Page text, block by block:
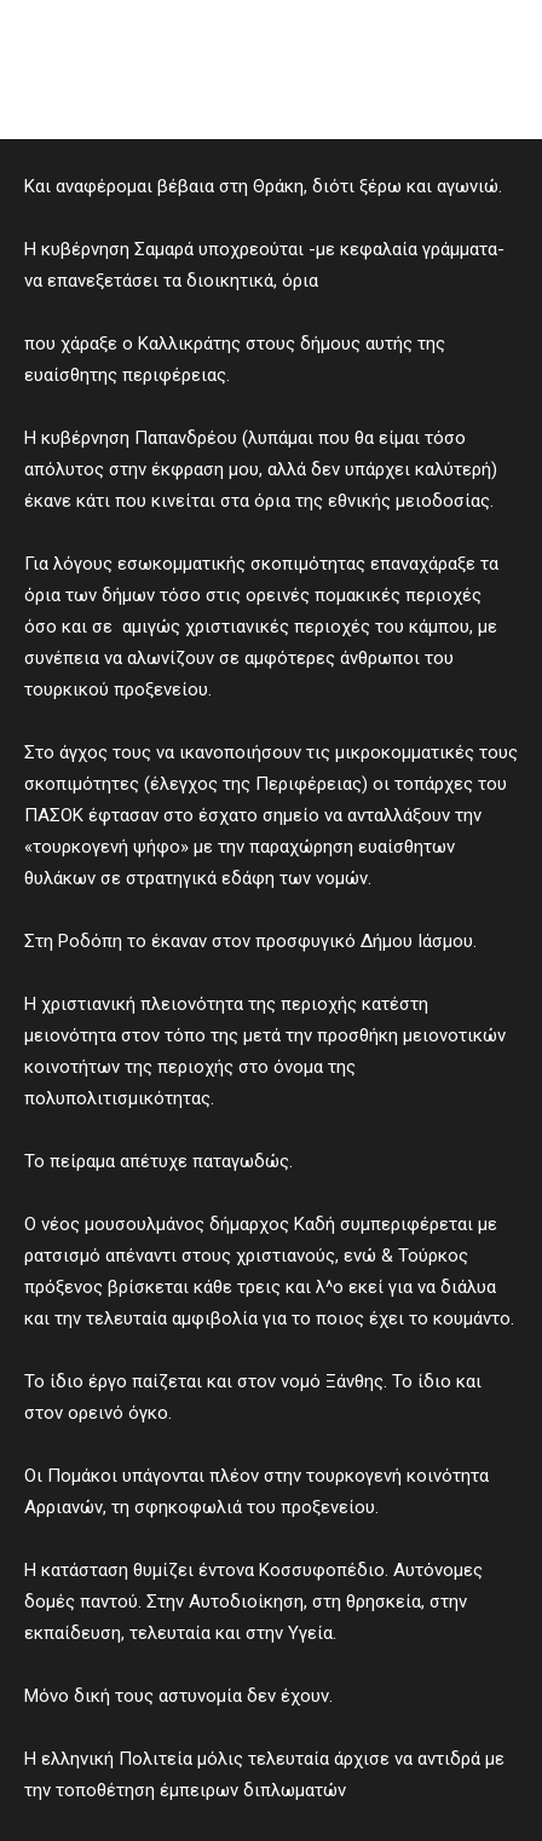
Και αναφέρομαι βέβαια στη Θράκη, διότι ξέρω και αγωνιώ.
Η κυβέρνηση Σαμαρά υποχρεούται -με κεφαλαία γράμματα-
να επανεξετάσει τα διοικητικά, όρια
που χάραξε ο Καλλικράτης στους δήμους αυτής της
ευαίσθητης περιφέρειας.
Η κυβέρνηση Παπανδρέου (λυπάμαι που θα είμαι τόσο
απόλυτος στην έκφραση μου, αλλά δεν υπάρχει καλύτερή)
έκανε κάτι που κινείται στα όρια της εθνικής μειοδοσίας.
Για λόγους εσωκομματικής σκοπιμότητας επαναχάραξε τα
όρια των δήμων τόσο στις ορεινές πομακικές περιοχές
όσο και σε αμιγώς χριστιανικές περιοχές του κάμπου, με
συνέπεια να αλωνίζουν σε αμφότερες άνθρωποι του
τουρκικού προξενείου.
Στο άγχος τους να ικανοποιήσουν τις μικροκομματικές τους
σκοπιμότητες (έλεγχος της Περιφέρειας) οι τοπάρχες του
ΠΑΣΟΚ έφτασαν στο έσχατο σημείο να ανταλλάξουν την
«τουρκογενή ψήφο» με την παραχώρηση ευαίσθητων
θυλάκων σε στρατηγικά εδάφη των νομών.
Στη Ροδόπη το έκαναν στον προσφυγικό Δήμου Ιάσμου.
Η χριστιανική πλειονότητα της περιοχής κατέστη
μειονότητα στον τόπο της μετά την προσθήκη μειονοτικών
κοινοτήτων της περιοχής στο όνομα της
πολυπολιτισμικότητας.
Το πείραμα απέτυχε παταγωδώς.
Ο νέος μουσουλμάνος δήμαρχος Καδή συμπεριφέρεται με
ρατσισμό απέναντι στους χριστιανούς, ενώ & Τούρκος
πρόξενος βρίσκεται κάθε τρεις και λ^ο εκεί για να διάλυα
και την τελευταία αμφιβολία για το ποιος έχει το κουμάντο.
Το ίδιο έργο παίζεται και στον νομό Ξάνθης. Το ίδιο και
στον ορεινό όγκο.
Οι Πομάκοι υπάγονται πλέον στην τουρκογενή κοινότητα
Αρριανών, τη σφηκοφωλιά του προξενείου.
Η κατάσταση θυμίζει έντονα Κοσσυφοπέδιο. Αυτόνομες
δομές παντού. Στην Αυτοδιοίκηση, στη θρησκεία, στην
εκπαίδευση, τελευταία και στην Υγεία.
Μόνο δική τους αστυνομία δεν έχουν.
Η ελληνική Πολιτεία μόλις τελευταία άρχισε να αντιδρά με
την τοποθέτηση έμπειρων διπλωματών